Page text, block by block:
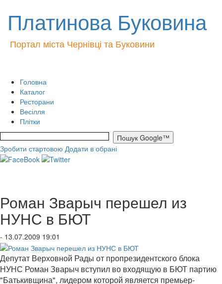
Платинова Буковина
Портал міста Чернівці та Буковини
Головна
Каталог
Ресторани
Весілля
Плітки
Зробити стартовою Додати в обрані
Роман Зварыч перешел из
НУНС в БЮТ
- 13.07.2009 19:01
Депутат Верховной Рады от пропрезидентского блока
НУНС Роман Зварыч вступил во входящую в БЮТ партию
"Батькивщина", лидером которой является премьер-